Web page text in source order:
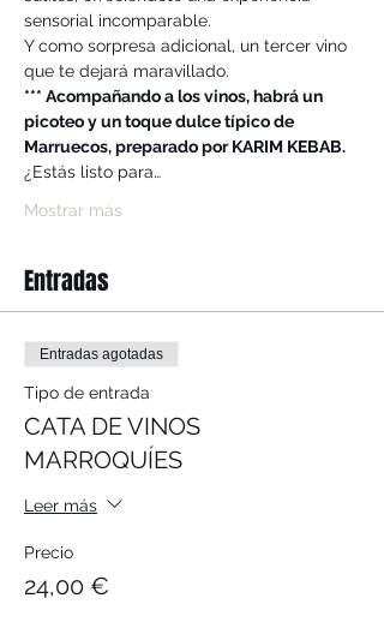
sensorial incomparable.
Y como sorpresa adicional, un tercer vino
que te dejará maravillado.
*** Acompañando a los vinos, habrá un
picoteo y un toque dulce típico de
Marruecos, preparado por KARIM KEBAB.
¿Estás listo para…
Mostrar más
Entradas
Entradas agotadas
Tipo de entrada
CATA DE VINOS
MARROQUÍES
Leer más
Precio
24,00 €